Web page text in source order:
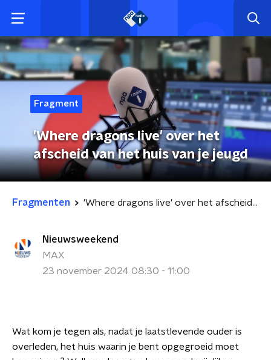
Fragment
'Where dragons live' over het
afscheid van het huis van je jeugd
Fragmenten 'Where dragons live' over het afscheid van het huis van je jeugd
Nieuwsweekend
MAX
23 november 2024 08:30 - 11:00
Wat kom je tegen als, nadat je laatstlevende ouder is
overleden, het huis waarin je bent opgegroeid moet